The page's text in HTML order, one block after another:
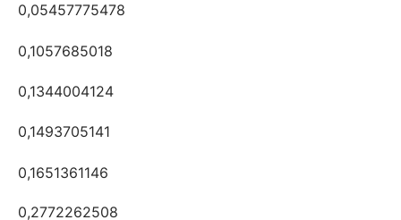
0,05457775478
0,1057685018
0,1344004124
0,1493705141
0,1651361146
0,2772262508